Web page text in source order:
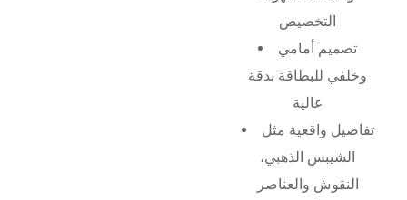
التخصيص
تصميم أمامي
وخلفي للبطاقة بدقة
عالية
تفاصيل واقعية مثل
الشيبس الذهبي،
النقوش والعناصر